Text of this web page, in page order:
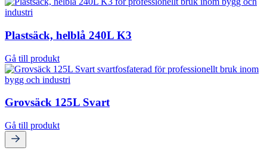
Plastsäck, helblå 240L K3
Gå till produkt
Grovsäck 125L Svart
Gå till produkt